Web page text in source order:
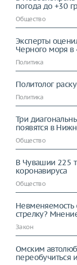
погода до +30
Общество
Эксперты
Черного моря в
Политика
Политолог
Политика
Три
появятся в
Общество
В Чувашии 225
коронавируса
Общество
Невменяемость
стрелку?
Закон
Омским
переобучиться